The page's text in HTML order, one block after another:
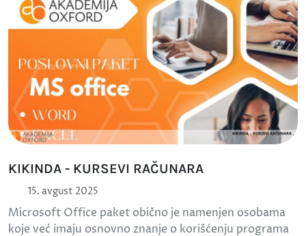
KIKINDA - KURSEVI RAČUNARA
15. avgust 2025
Microsoft Office paket obično je namenjen osobama
koje već imaju osnovno znanje o korišćenju programa